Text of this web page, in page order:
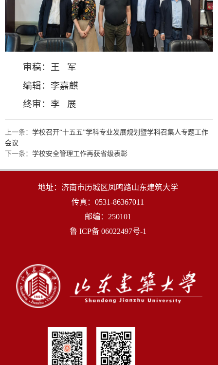
审稿：王 军
编辑：李嘉麒
终审：李 展
上一条： 学校召开“十五五”学科专业发展规划暨学科召集人专题工作
会议
下一条： 学校安全管理工作再获省级表彰
地址：济南市历城区凤鸣路山东建筑大学
传真：0531-86367011
邮编：250101
鲁 ICP备 06022497号-1